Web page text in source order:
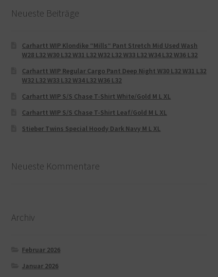
Neueste Beiträge
Carhartt WIP Klondike “Mills“ Pant Stretch Mid Used Wash
W28 L32 W30 L32 W31 L32 W32 L32 W33 L32 W34 L32 W36 L32
Carhartt WIP Regular Cargo Pant Deep Night W30 L32 W31 L32
W32 L32 W33 L32 W34 L32 W36 L32
Carhartt WIP S/S Chase T-Shirt White/Gold M L XL
Carhartt WIP S/S Chase T-Shirt Leaf/Gold M L XL
Stieber Twins Special Hoody Dark Navy M L XL
Neueste Kommentare
Archiv
Februar 2026
Januar 2026